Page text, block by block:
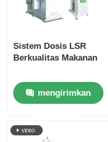
Sistem Dosis LSR
Berkualitas Makanan
mengirimkan